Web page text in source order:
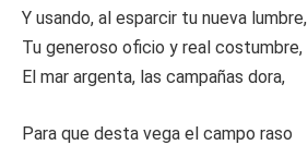
Y usando, al esparcir tu nueva lumbre,
Tu generoso oficio y real costumbre,
El mar argenta, las campañas dora,
Para que desta vega el campo raso